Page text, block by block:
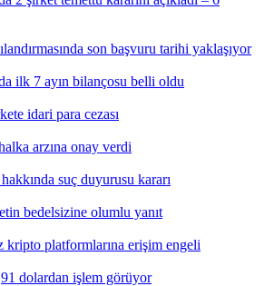
son başvuru tarihi yaklaşıyor
ilk 7 ayın bilançosu belli oldu
idari para cezası
arzına onay verdi
suç duyurusu kararı
bedelsizine olumlu yanıt
kripto platformlarına erişim engeli
dolardan işlem görüyor